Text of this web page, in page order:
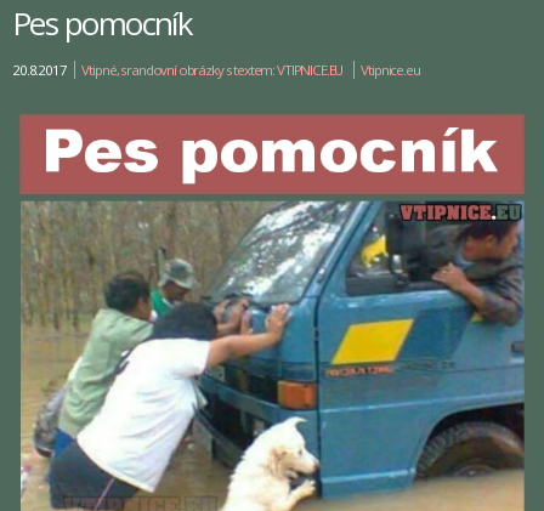
Pes pomocník
20.8.2017 Vtipné, srandovní obrázky s textem: VTIPNICE.EU Vtipnice.eu